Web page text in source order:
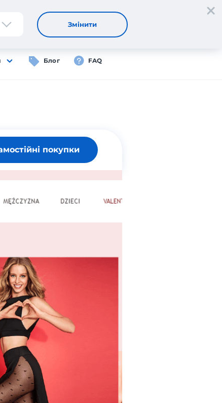
Реєстрація Вхід
Блог FAQ
Змінити
покупки